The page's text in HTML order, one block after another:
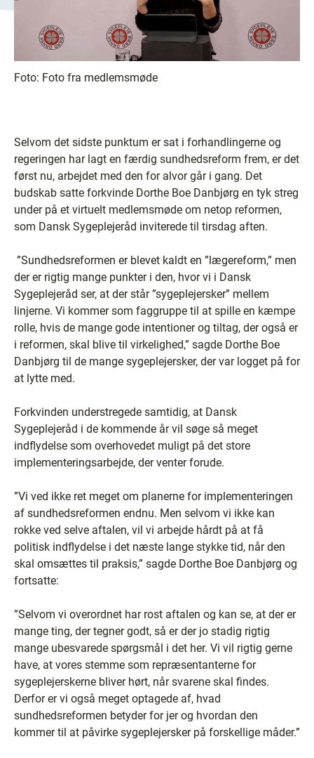
Foto: Foto fra medlemsmøde
Selvom det sidste punktum er sat i forhandlingerne og
regeringen har lagt en færdig sundhedsreform frem, er det
først nu, arbejdet med den for alvor går i gang. Det
budskab satte forkvinde Dorthe Boe Danbjørg en tyk streg
under på et virtuelt medlemsmøde om netop reformen,
som Dansk Sygeplejeråd inviterede til tirsdag aften.
”Sundhedsreformen er blevet kaldt en ”lægereform,” men
der er rigtig mange punkter i den, hvor vi i Dansk
Sygeplejeråd ser, at der står ”sygeplejersker” mellem
linjerne. Vi kommer som faggruppe til at spille en kæmpe
rolle, hvis de mange gode intentioner og tiltag, der også er
i reformen, skal blive til virkelighed,” sagde Dorthe Boe
Danbjørg til de mange sygeplejersker, der var logget på for
at lytte med.
Forkvinden understregede samtidig, at Dansk
Sygeplejeråd i de kommende år vil søge så meget
indflydelse som overhovedet muligt på det store
implementeringsarbejde, der venter forude.
”Vi ved ikke ret meget om planerne for implementeringen
af sundhedsreformen endnu. Men selvom vi ikke kan
rokke ved selve aftalen, vil vi arbejde hårdt på at få
politisk indflydelse i det næste lange stykke tid, når den
skal omsættes til praksis,” sagde Dorthe Boe Danbjørg og
fortsatte:
”Selvom vi overordnet har rost aftalen og kan se, at der er
mange ting, der tegner godt, så er der jo stadig rigtig
mange ubesvarede spørgsmål i det her. Vi vil rigtig gerne
have, at vores stemme som repræsentanterne for
sygeplejerskerne bliver hørt, når svarene skal findes.
Derfor er vi også meget optagede af, hvad
sundhedsreformen betyder for jer og hvordan den
kommer til at påvirke sygeplejersker på forskellige måder.”